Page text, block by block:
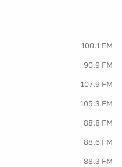
100.1 FM
90.9 FM
107.9 FM
105.3 FM
88.8 FM
88.6 FM
88.3 FM